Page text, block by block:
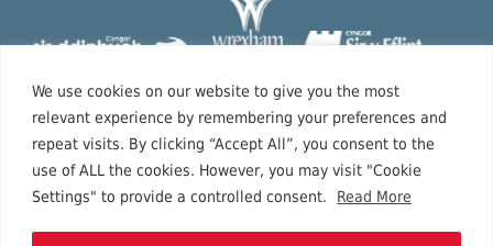
We use cookies on our website to give you the most
relevant experience by remembering your preferences and
repeat visits. By clicking “Accept All”, you consent to the
use of ALL the cookies. However, you may visit "Cookie
Settings" to provide a controlled consent.
Read More